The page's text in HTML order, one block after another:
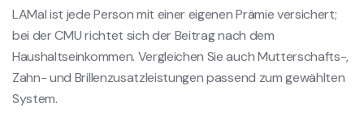
LAMal ist jede Person mit einer eigenen Prämie versichert;
bei der CMU richtet sich der Beitrag nach dem
Haushaltseinkommen. Vergleichen Sie auch Mutterschafts-,
Zahn- und Brillenzusatzleistungen passend zum gewählten
System.